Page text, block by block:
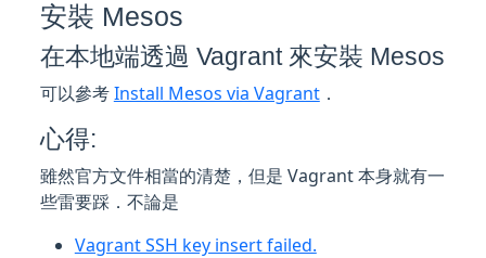
安裝 Mesos
在本地端透過 Vagrant 來安裝 Mesos
可以參考Install Mesos via Vagrant．
心得:
雖然官方文件相當的清楚，但是 Vagrant 本身就有一
些雷要踩．不論是
Vagrant SSH key insert failed.